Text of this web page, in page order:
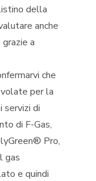
della
anche
a
che
per la
servizi di
di F-Gas,
Pro,
gas
e quindi